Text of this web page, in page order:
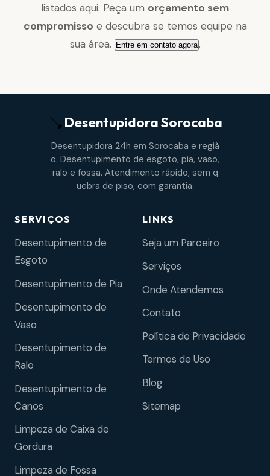
listados aqui. Peça um orçamento sem
compromisso e descubra se temos equipe na
sua área. Entre em contato agora.
DesentupidoraSorocaba
Desentupidora 24h em Sorocaba e regiã
o. Desentupimento de esgoto, pia, vaso,
ralo e fossa. Atendimento rápido, sem q
uebra de piso, com garantia.
SERVIÇOS
Desentupimento de
Esgoto
Desentupimento de Pia
Desentupimento de
Vaso
Desentupimento de
Ralo
Desentupimento de
Canos
Limpeza de Caixa de
Gordura
Limpeza de Fossa
LINKS
Seja um Parceiro
Serviços
Onde Atendemos
Contato
Política de Privacidade
Termos de Uso
Blog
Sitemap